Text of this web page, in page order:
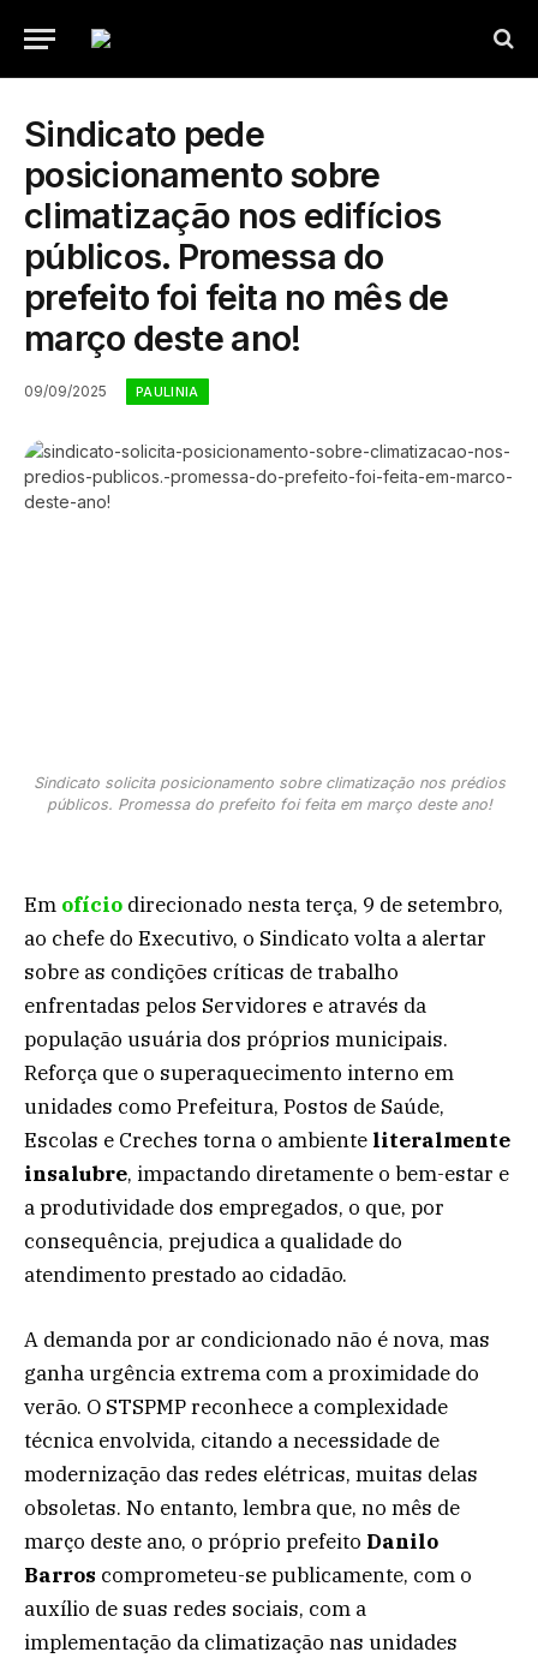
Sindicato pede
posicionamento sobre
climatização nos edifícios
públicos. Promessa do
prefeito foi feita no mês de
março deste ano!
09/09/2025 PAULINIA
Sindicato solicita posicionamento sobre climatização nos prédios
públicos. Promessa do prefeito foi feita em março deste ano!
Em ofício direcionado nesta terça, 9 de setembro,
ao chefe do Executivo, o Sindicato volta a alertar
sobre as condições críticas de trabalho
enfrentadas pelos Servidores e através da
população usuária dos próprios municipais.
Reforça que o superaquecimento interno em
unidades como Prefeitura, Postos de Saúde,
Escolas e Creches torna o ambiente literalmente
insalubre, impactando diretamente o bem-estar e
a produtividade dos empregados, o que, por
consequência, prejudica a qualidade do
atendimento prestado ao cidadão.
A demanda por ar condicionado não é nova, mas
ganha urgência extrema com a proximidade do
verão. O STSPMP reconhece a complexidade
técnica envolvida, citando a necessidade de
modernização das redes elétricas, muitas delas
obsoletas. No entanto, lembra que, no mês de
março deste ano, o próprio prefeito Danilo
Barros comprometeu-se publicamente, com o
auxílio de suas redes sociais, com a
implementação da climatização nas unidades